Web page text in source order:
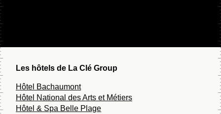
Les hôtels de La Clé Group
Hôtel Bachaumont
Hôtel National des Arts et Métiers
Hôtel & Spa Belle Plage